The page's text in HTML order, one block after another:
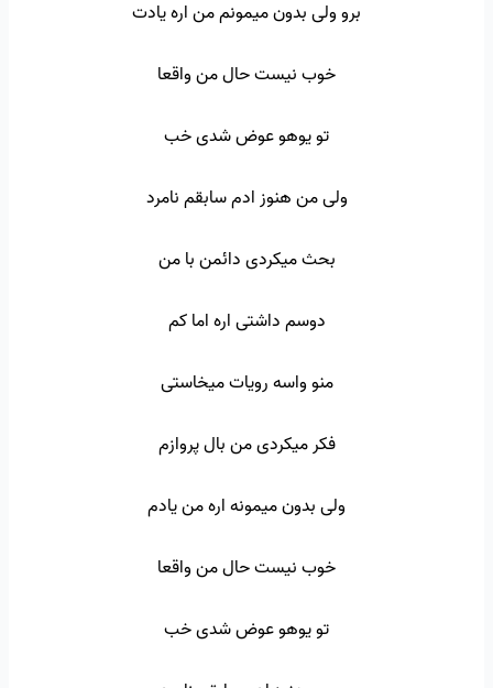
برو ولی بدون میمونم من اره یادت
خوب نیست حال من واقعا
تو یوهو عوض شدی خب
ولی من هنوز ادم سابقم نامرد
بحث میکردی دائمن با من
دوسم داشتی اره اما کم
منو واسه رویات میخاستی
فکر میکردی من بال پروازم
ولی بدون میمونه اره من یادم
خوب نیست حال من واقعا
تو یوهو عوض شدی خب